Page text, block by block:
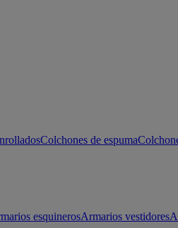
Colchones de espuma
esquinerosArmarios vestidores